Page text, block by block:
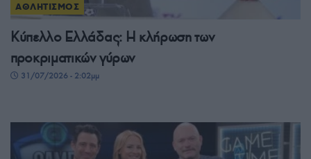
ΑΘΛΗΤΙΣΜΟΣ
Κύπελλο Ελλάδας: Η κλήρωση των
προκριματικών γύρων
31/07/2026 - 2:02μμ